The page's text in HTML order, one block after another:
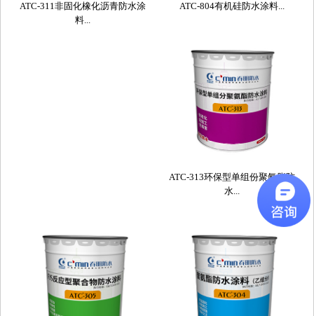
ATC-311非固化橡化沥青防水涂
料...
ATC-804有机硅防水涂料...
ATC-313环保型单组份聚氨脂防
水...